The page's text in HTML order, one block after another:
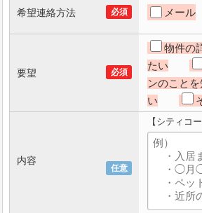
必須
希望連絡方法 メール
必須
要望
物件の
たい
ンのこと
い
任意
内容
【シティコ